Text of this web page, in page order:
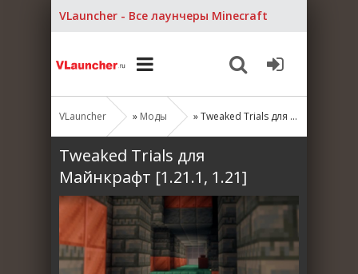
VLauncher - Все лаунчеры Minecraft
VLauncher » Моды » Tweaked Trials для Майнкрафт [1.21.1, 1.21]
Tweaked Trials для
Майнкрафт [1.21.1, 1.21]